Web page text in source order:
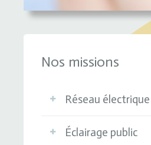
Nos missions
Réseau électrique
Éclairage public